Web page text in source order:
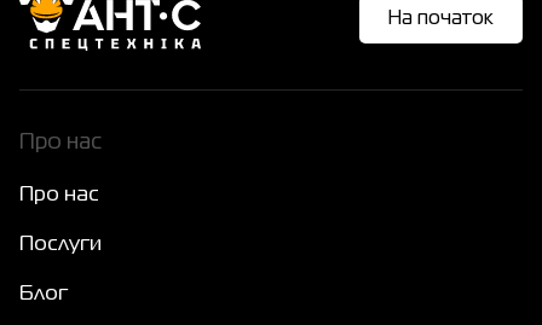
На початок
Про нас
Про нас
Послуги
Блог